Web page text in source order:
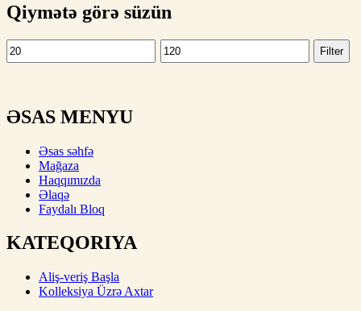
Qiymətə görə süzün
Min
Max Filter
ƏSAS MENYU
Əsas səhfə
Mağaza
Haqqımızda
Əlaqə
Faydalı Bloq
KATEQORIYA
Aliş-veriş Başla
Kolleksiya Üzrə Axtar